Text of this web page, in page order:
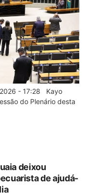
2026 - 17:28 Kayo
do Plenário desta
deixou
de ajudá-